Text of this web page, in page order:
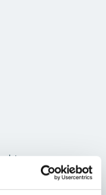
helpen